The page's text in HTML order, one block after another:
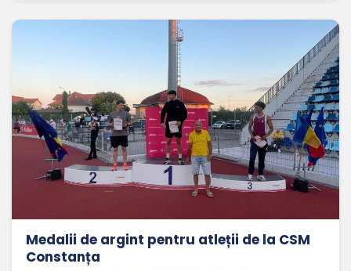
Medalii de argint pentru atleții de la CSM
Constanța